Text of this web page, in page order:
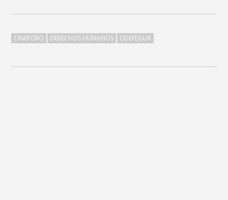
CINEFORO DERECHOS HUMANOS UDEFEGUA